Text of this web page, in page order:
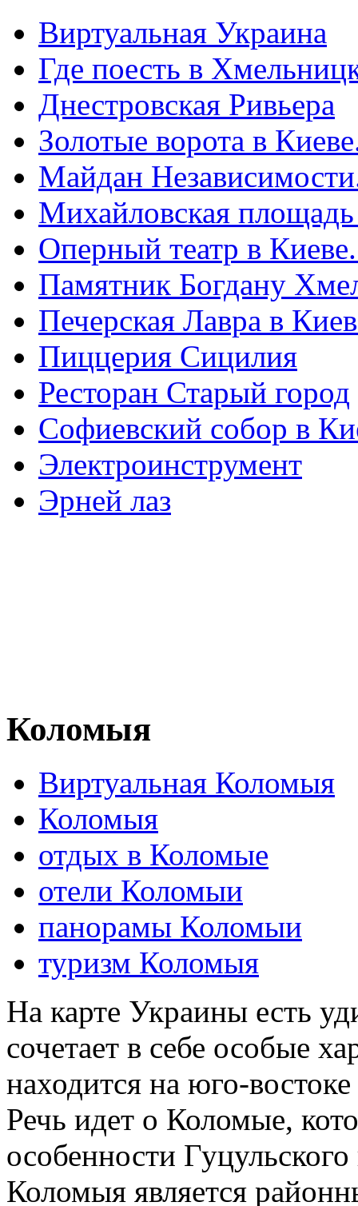
Виртуальная Украина
Где поесть в
Днестровская Ривьера
Золотые ворота в
Майдан
Михайловская
Оперный театр в
Памятник Богдану
Печерская Лавра в
Пиццерия Сицилия
Ресторан Старый город
Софиевский собор в
Электроинструмент
Эрней лаз
Коломыя
Виртуальная Коломыя
Коломыя
отдых в Коломые
отели Коломыи
панорамы Коломыи
туризм Коломыя
На карте Украины есть
сочетает в себе особые
находится на юго-
Речь идет о Коломые,
особенности
Коломыя является